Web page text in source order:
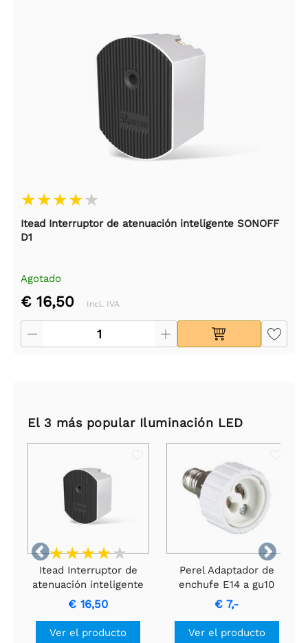
Itead Interruptor de atenuación inteligente SONOFF
D1
Agotado
€ 16,50 Incl. IVA
El 3 más popular Iluminación LED


Itead Interruptor de
atenuación inteligente
SONOFF D1
€ 16,50
Ver el producto
Perel Adaptador de
enchufe E14 a gu10
€ 7,-
Ver el producto